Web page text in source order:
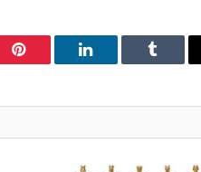
Pinterest LinkedIn Tumblr